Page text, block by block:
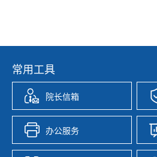
常用工具
院长信箱
办公服务